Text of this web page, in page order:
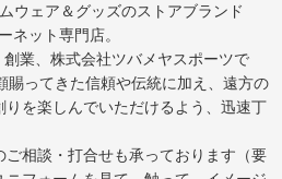
ウェア＆グッズのストアブランド
ネット専門店。
業、株式会社ツバメヤスポーツで
賜ってきた信頼や伝統に加え、遠方の
を楽しんでいただけるよう、迅速丁
相談・打合せも承っております（要